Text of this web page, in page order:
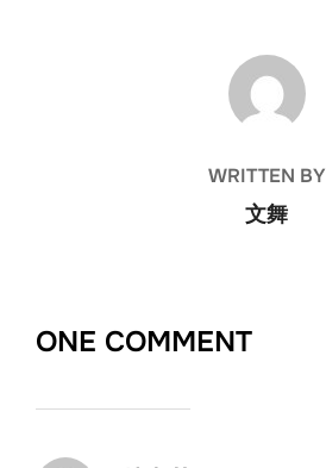
POST AUTHOR
WRITTEN BY
文舞
ONE COMMENT